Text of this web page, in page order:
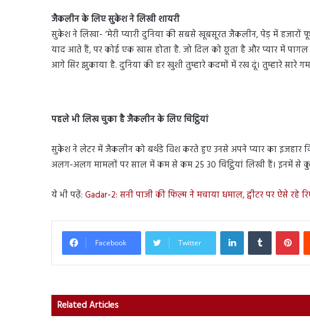
जैकलीन के लिए सुकेश ने लिखी शायरी
सुकेश ने लिखा- ‘मेरी प्यारी दुनिया की सबसे खूबसूरत जैकलीन, पेड़ में
याद आते हैं, पर कोई एक खास होता है. जो दिल को छूता है और प्यार में
आगे सिर झुकाया है. दुनिया की हर खुशी तुम्हारे कदमों में रख दूं। तुम्हारे सारे
पहले भी लिख चुका है जैकलीन के लिए चिट्ठियां
सुकेश ने लेटर में जैकलीन को बर्थडे विश करते हुए उनसे अपने प्यार का
अलग-अलग मामलों पर साल में कम से कम 25 30 चिट्ठियां लिखी हैं। इनमें से
ये भी पढ़ें: Gadar-2: सनी पाजी की फिल्म ने मचाया धमाल, ट्वीटर पर ऐसे रहे
Facebook Twitter
LinkedInTumblr
Related Articles